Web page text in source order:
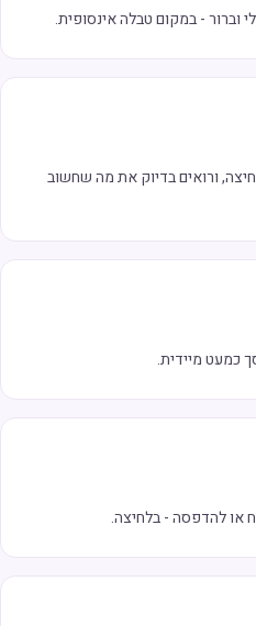
וברור - במקום טבלה אינסופית.
ורואים בדיוק את מה שחשוב
כמעט מיידית.
או להדפסה - בלחיצה.